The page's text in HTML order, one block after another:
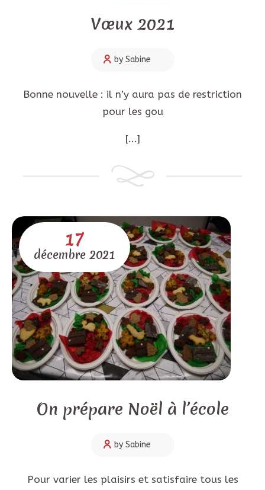
Vœux 2021
by Sabine
Bonne nouvelle : il n’y aura pas de restriction
pour les gou
[...]
17
décembre 2021
On prépare Noël à l’école
by Sabine
Pour varier les plaisirs et satisfaire tous les